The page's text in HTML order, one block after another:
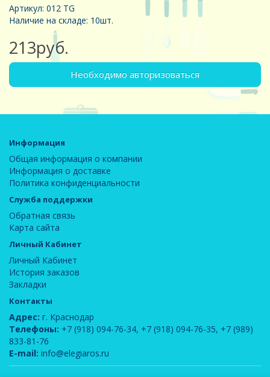
Артикул: 012 TG
Наличие на складе: 10шт.
213руб.
Необходимо авторизоваться
Информация
Общая информация о компании
Информация о доставке
Политика конфиденциальности
Служба поддержки
Обратная связь
Карта сайта
Личный Кабинет
Личный Кабинет
История заказов
Закладки
Контакты
Адрес: г. Краснодар
Телефоны: +7 (918) 094-76-34, +7 (918) 094-76-35, +7 (989)
833-81-76
E-mail: info@elegiaros.ru